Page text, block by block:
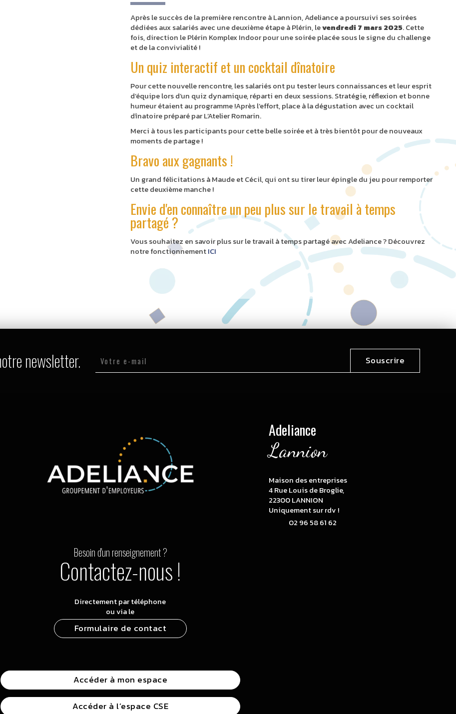
Après le succès de la première rencontre à Lannion, Adeliance a poursuivi ses soirées
dédiées aux salariés avec une deuxième étape à Plérin, levendredi 7 mars 2025. Cette
fois, direction le Plérin Komplex Indoor pour une soirée placée sous le signe du challenge
et de la convivialité !
Un quiz interactif et un cocktail dînatoire
Pour cette nouvelle rencontre, les salariés ont pu tester leurs connaissances et leur esprit
d’équipe lors d’un quiz dynamique, réparti en deux sessions. Stratégie, réflexion et bonne
humeur étaient au programme !Après l’effort, place à la dégustation avec un cocktail
dînatoire préparé par L’Atelier Romarin.
Merci à tous les participants pour cette belle soirée et à très bientôt pour de nouveaux
moments de partage !
Bravo aux gagnants !
Un grand félicitations à Maude et Cécil, qui ont su tirer leur épingle du jeu pour remporter
cette deuxième manche !
Envie d'en connaître un peu plus sur le travail à temps
partagé ?
Vous souhaitez en savoir plus sur le travail à temps partagé avec Adeliance ? Découvrez
notre fonctionnementICI
newsletter. Souscrire
Besoin d'un renseignement ?
Contactez-nous !
Directement par téléphone
ou via le
Formulaire de contact
Adeliance
Lannion
Maison des entreprises
4 Rue Louis de Broglie,
22300 LANNION
Uniquement sur rdv !
02 96 58 61 62
Accéder à mon espace
Accéder à l’espace CSE